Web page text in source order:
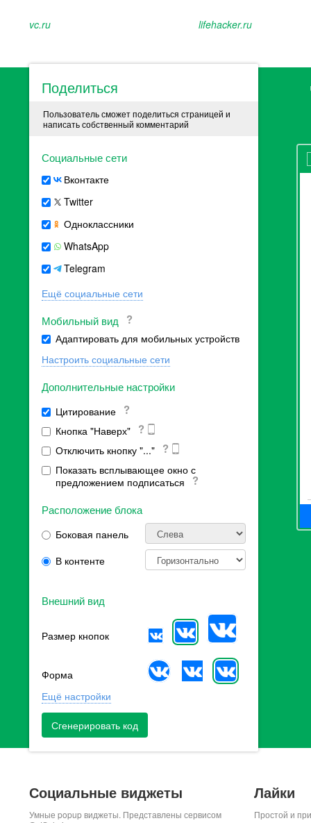
vc.ru lifehacker.ru
Поделиться
Пользователь сможет поделиться страницей и
написать собственный комментарий
Социальные сети
Вконтакте
Twitter
Одноклассники
WhatsApp
Telegram
Ещё социальные сети
Мобильный вид
Адаптировать для мобильных устройств
Настроить социальные сети
Дополнительные настройки
Цитирование
Кнопка "Наверх"
Отключить кнопку "..."
Показать всплывающее окно с
предложением подписаться
Расположение блока
Боковая панель
В контенте
Внешний вид
Размер кнопок
Форма
Ещё настройки
Сгенерировать код
Социальные виджеты
Умные popup виджеты. Представлены сервисом
Лайки
Простой и